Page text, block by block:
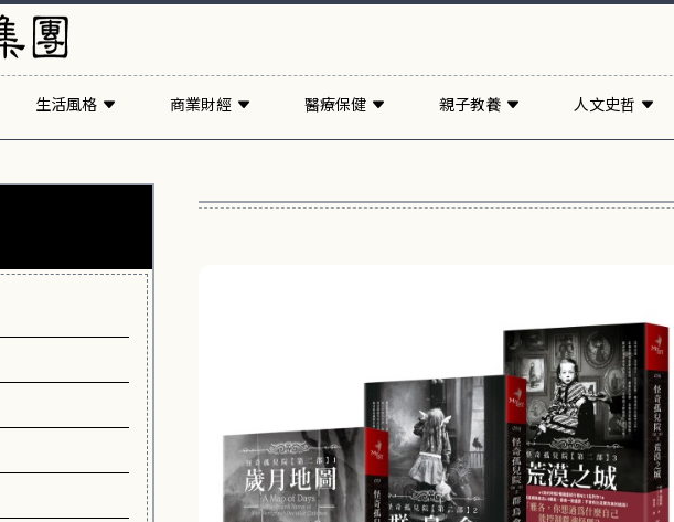
生活風格 商業財經 醫療保健 親子教養 人文史哲